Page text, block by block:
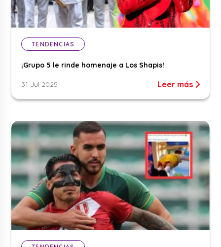
TENDENCIAS
¡Grupo 5 le rinde homenaje a Los Shapis!
31 Jul 2025 Leer más